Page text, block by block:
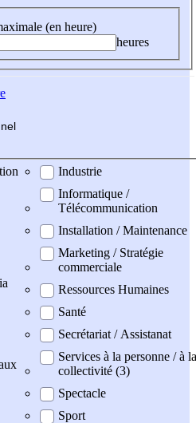
(en heure)
heures
Industrie
Informatique /
Télécommunication
Installation / Maintenance
Marketing / Stratégie
commerciale
Ressources Humaines
Santé
Secrétariat / Assistanat
Services à la personne / à la
collectivité (3)
Spectacle
Sport